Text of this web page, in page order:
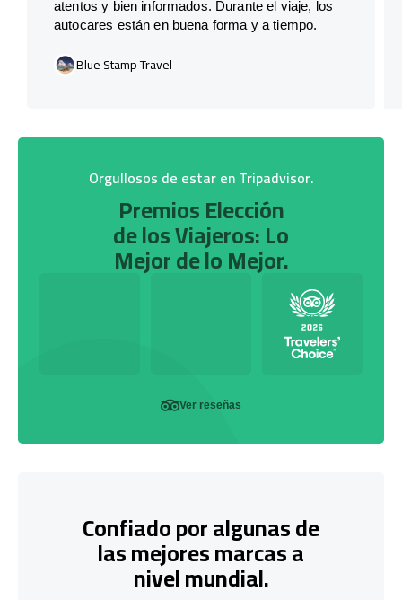
atentos y bien informados. Durante el viaje, los
autocares están en buena forma y a tiempo.
Blue Stamp Travel
Orgullosos de estar en Tripadvisor.
Premios Elección
de los Viajeros: Lo
Mejor de lo Mejor.
Ver reseñas
Confiado por algunas de
las mejores marcas a
nivel mundial.